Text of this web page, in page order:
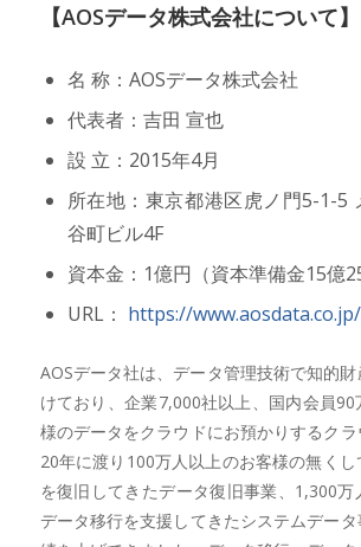
【AOSデータ株式会社について】
名 称：AOSデータ株式会社
代表者：吉田 宣也
設 立：2015年4月
所在地：東京都港区虎ノ門5-1-5
谷町ビル4F
資本金：1億円（資本準備金15億
URL： https://www.aosdata.co.jp/
AOSデータ社は、データ管理技術で知的
けており、企業7,000社以上、国内会員
様のデータをクラウドにお預かりするクラ
20年に渡り100万人以上のお客様の無くし
を復旧してきたデータ復旧事業、1,300
データ移行を支援してきたシステムデー